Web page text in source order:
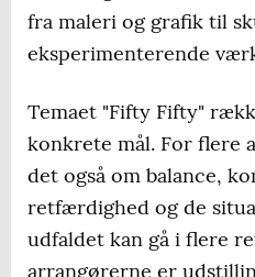
fra maleri og grafik til
eksperimenterende
Temaet "Fifty Fifty"
konkrete mål. For flere
det også om balance,
retfærdighed og de
udfaldet kan gå i flere
arrangørerne er